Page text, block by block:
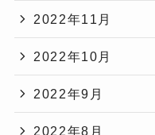
2022年11月
2022年10月
2022年9月
2022年8月